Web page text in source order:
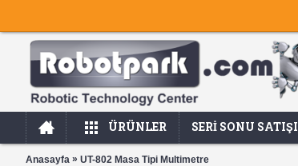
ÜRÜNLER SERI SONU SATIŞI
Anasayfa » UT-802 Masa Tipi Multimetre